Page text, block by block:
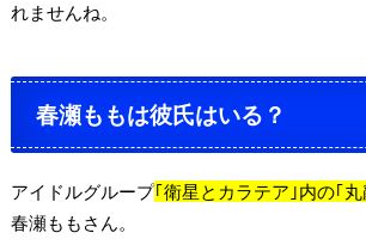
れませんね。
春瀬ももは彼氏はいる？
アイドルグループ｢衛星とカラテア｣内の｢
春瀬ももさん。